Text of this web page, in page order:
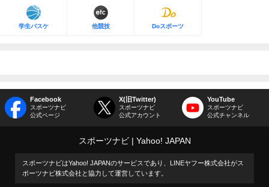
学生バスケ 他競技 Doスポーツ
Facebook
スポーツナビ
公式ページ
X(旧Twitter)
スポーツナビ
公式アカウント
YouTube
スポーツナビ
公式チャンネル
スポーツナビ Yahoo! JAPAN
スポーツナビはYahoo! JAPANのサービスであり、LINEヤフー株式会社がス
ポーツナビ株式会社と協力して運営しています。